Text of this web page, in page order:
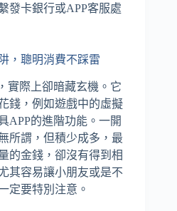
發卡銀行或APP客服處
，聰明消費不踩雷
實際上卻暗藏玄機。它
錢，例如遊戲中的虛擬
APP的進階功能。一開
所謂，但積少成多，最
的金錢，卻沒有得到相
其容易讓小朋友或是不
定要特別注意。